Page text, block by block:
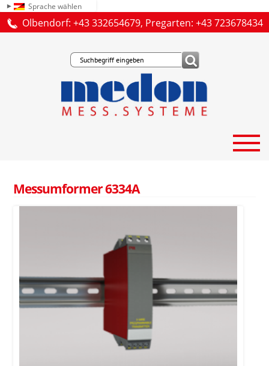
Sprache wählen
Olbendorf: +43 332654679, Pregarten: +43 723678434
Messumformer 6334A